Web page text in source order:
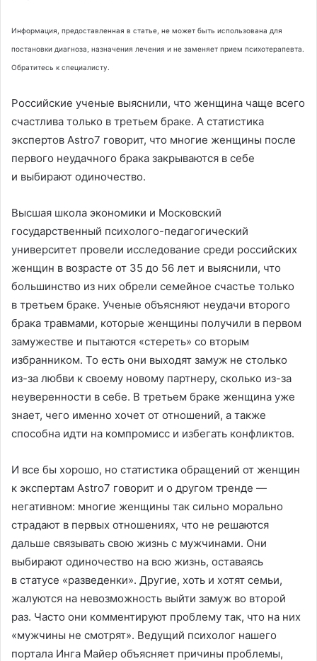
Информация, предоставленная в статье, не может быть использована для
постановки диагноза, назначения лечения и не заменяет прием психотерапевта.
Обратитесь к специалисту.
Российские ученые выяснили, что женщина чаще всего
счастлива только в третьем браке. А статистика
экспертов Astro7 говорит, что многие женщины после
первого неудачного брака закрываются в себе
и выбирают одиночество.
Высшая школа экономики и Московский
государственный психолого-педагогический
университет провели исследование среди российских
женщин в возрасте от 35 до 56 лет и выяснили, что
большинство из них обрели семейное счастье только
в третьем браке. Ученые объясняют неудачи второго
брака травмами, которые женщины получили в первом
замужестве и пытаются «стереть» со вторым
избранником. То есть они выходят замуж не столько
из-за любви к своему новому партнеру, сколько из-за
неуверенности в себе. В третьем браке женщина уже
знает, чего именно хочет от отношений, а также
способна идти на компромисс и избегать конфликтов.
И все бы хорошо, но статистика обращений от женщин
к экспертам Astro7 говорит и о другом тренде —
негативном: многие женщины так сильно морально
страдают в первых отношениях, что не решаются
дальше связывать свою жизнь с мужчинами. Они
выбирают одиночество на всю жизнь, оставаясь
в статусе «разведенки». Другие, хоть и хотят семьи,
жалуются на невозможность выйти замуж во второй
раз. Часто они комментируют проблему так, что на них
«мужчины не смотрят». Ведущий психолог нашего
портала Инга Майер объясняет причины проблемы,